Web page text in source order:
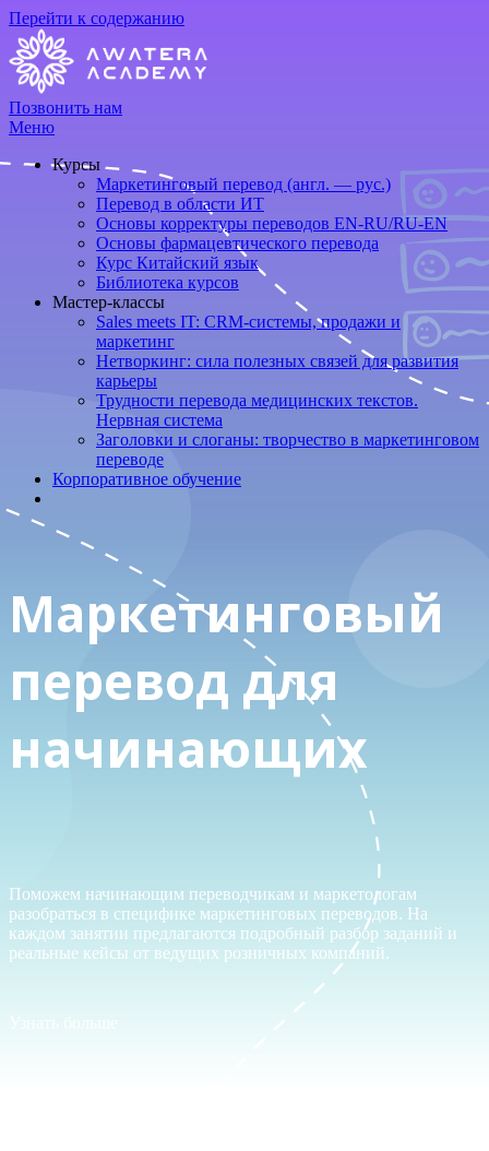
Перейти к содержанию
Позвонить нам
Меню
Курсы
Маркетинговый перевод (англ. — рус.)
Перевод в области ИТ
Основы корректуры переводов EN-RU/RU-EN
Основы фармацевтического перевода
Курс Китайский язык
Библиотека курсов
Мастер-классы
Sales meets IT: CRM-системы, продажи и
маркетинг
Нетворкинг: сила полезных связей для развития
карьеры
Трудности перевода медицинских текстов.
Нервная система
Заголовки и слоганы: творчество в маркетинговом
переводе
Корпоративное обучение
Маркетинговый
перевод для
начинающих
Поможем начинающим переводчикам и маркетологам
разобраться в специфике маркетинговых переводов. На
каждом занятии предлагаются подробный разбор заданий и
реальные кейсы от ведущих розничных компаний.
Узнать больше